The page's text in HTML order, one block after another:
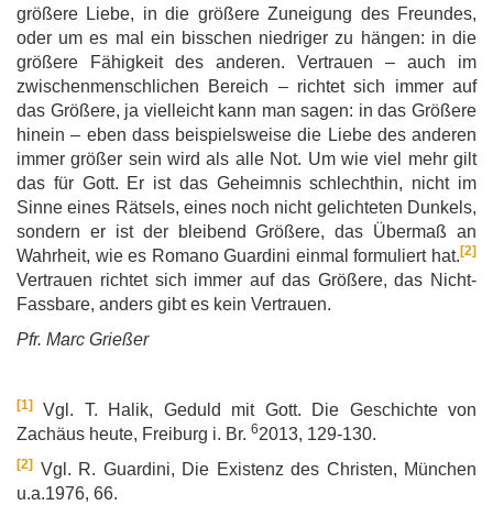
größere Liebe, in die größere Zuneigung des Freundes,
oder um es mal ein bisschen niedriger zu hängen: in die
größere Fähigkeit des anderen. Vertrauen – auch im
zwischenmenschlichen Bereich – richtet sich immer auf
das Größere, ja vielleicht kann man sagen: in das Größere
hinein – eben dass beispielsweise die Liebe des anderen
immer größer sein wird als alle Not. Um wie viel mehr gilt
das für Gott. Er ist das Geheimnis schlechthin, nicht im
Sinne eines Rätsels, eines noch nicht gelichteten Dunkels,
sondern er ist der bleibend Größere, das Übermaß an
Wahrheit, wie es Romano Guardini einmal formuliert hat. [2]
Vertrauen richtet sich immer auf das Größere, das Nicht-
Fassbare, anders gibt es kein Vertrauen.
Pfr. Marc Grießer
[1]
Vgl. T. Halik, Geduld mit Gott. Die Geschichte von
Zachäus heute, Freiburg i. Br. 62013, 129-130.
[2]
Vgl. R. Guardini, Die Existenz des Christen, München
u.a.1976, 66.